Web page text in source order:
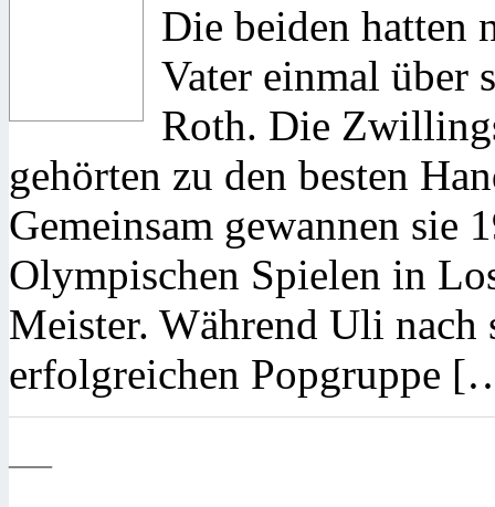
Die beiden hatten
Vater einmal über
Roth. Die
gehörten zu den besten
Gemeinsam gewannen sie
Olympischen Spielen in
Meister. Während Uli nach
erfolgreichen Popgruppe
—